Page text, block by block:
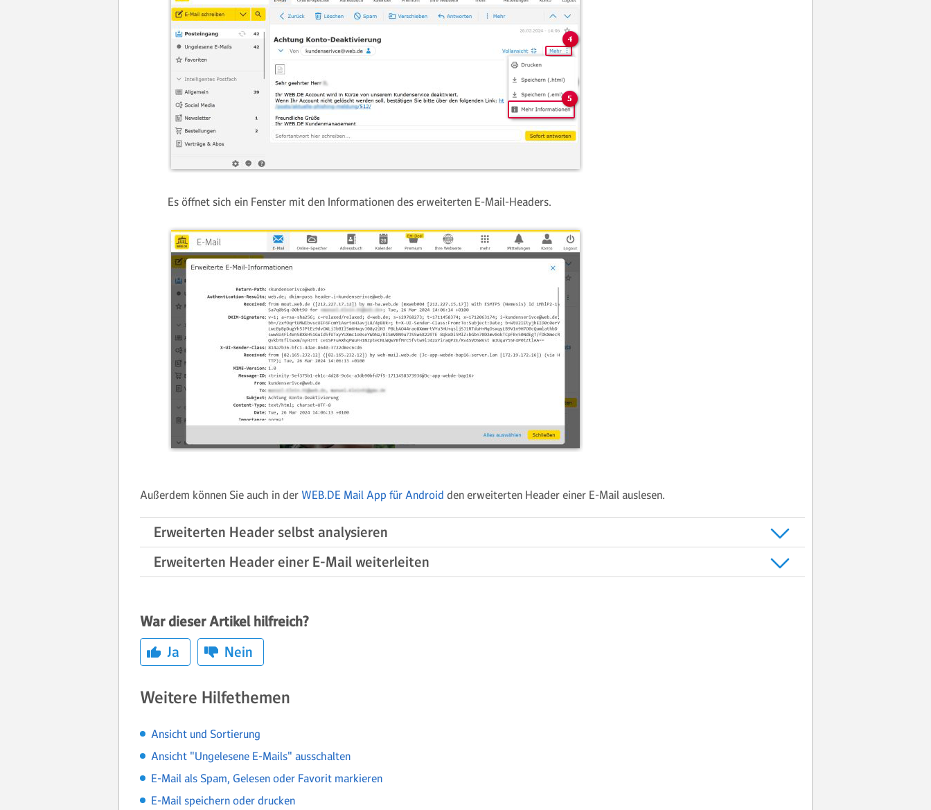
Es öffnet sich ein Fenster mit den Informationen des erweiterten E-Mail-Headers.
Außerdem können Sie auch in der WEB.DE Mail App für Android den erweiterten Header einer E-Mail auslesen.
Erweiterten Header selbst analysieren
Erweiterten Header einer E-Mail weiterleiten
War dieser Artikel hilfreich?
Ja
Nein
Weitere Hilfethemen
Ansicht und Sortierung
Ansicht "Ungelesene E-Mails" ausschalten
E-Mail als Spam, Gelesen oder Favorit markieren
E-Mail speichern oder drucken